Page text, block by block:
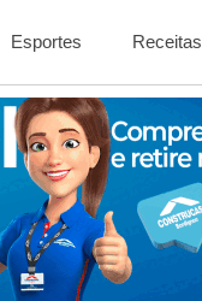
Esportes Receitas